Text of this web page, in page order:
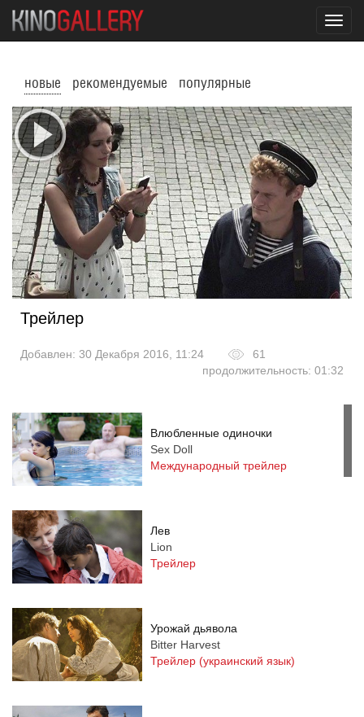
новые рекомендуемые популярные
Трейлер
Добавлен: 30 Декабря 2016, 11:24
61
продолжительность: 01:32
Влюбленные одиночки
Sex Doll
Международный трейлер
Лев
Lion
Трейлер
Урожай дьявола
Bitter Harvest
Трейлер (украинский язык)